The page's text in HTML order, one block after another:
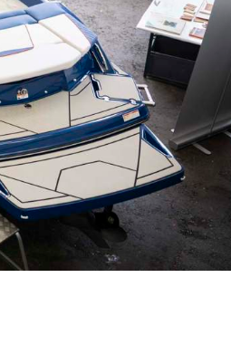
Ersatzteillager
AGB
Impressum
Datenschutz